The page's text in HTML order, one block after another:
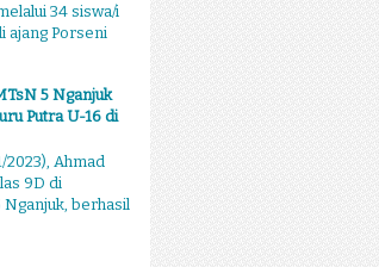
34 siswa/i
ajang Porseni
5 Nganjuk
Putra U-16 di
2023), Ahmad
9D di
Nganjuk, berhasil